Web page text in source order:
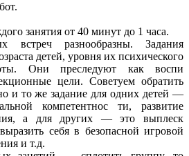
занятия от 40 минут до 1 часа.
встреч разнообразны. Задания
детей, уровня их психического
Они преследуют как воспи
цели. Советуем обратить
и то же задание для одних детей —
компетентнос ти, развитие
а для других — это выплеск
себя в безопасной игровой
и т.д.